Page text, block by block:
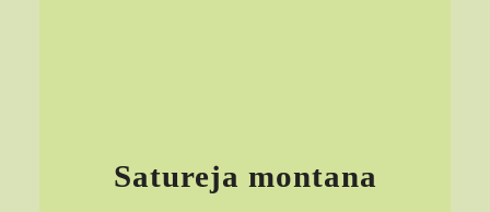
Satureja montana